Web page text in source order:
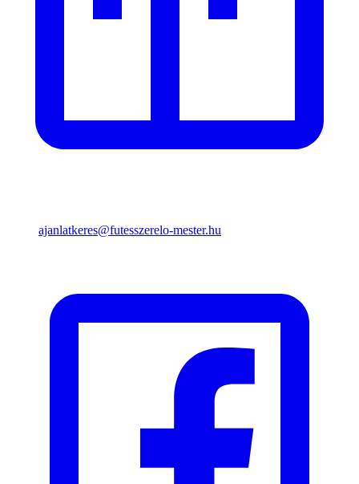
ajanlatkeres@futesszerelo-mester.hu